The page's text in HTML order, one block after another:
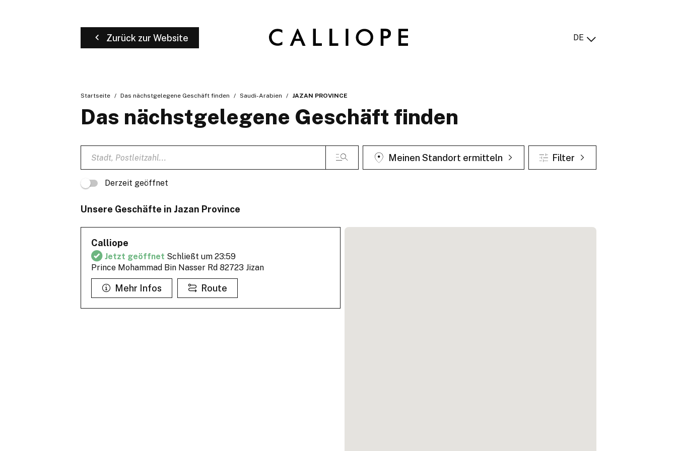
Zurück zur Website DE
Startseite Das nächstgelegene Geschäft finden Saudi-Arabien JAZAN PROVINCE
Das nächstgelegene Geschäft finden
Meinen Standort ermitteln Filter
Derzeit geöffnet
Unsere Geschäfte in Jazan Province
Calliope
Jetzt geöffnet Schließt um 23:59
Prince Mohammad Bin Nasser Rd 82723 Jizan
Mehr Infos Route